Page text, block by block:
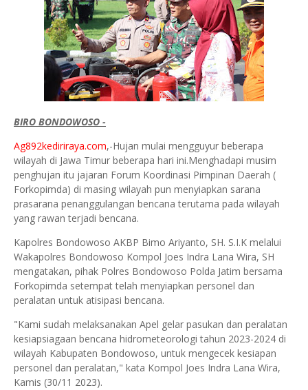
BIRO BONDOWOSO -
Ag892kediriraya.com,-Hujan mulai mengguyur beberapa
wilayah di Jawa Timur beberapa hari ini.Menghadapi musim
penghujan itu jajaran Forum Koordinasi Pimpinan Daerah (
Forkopimda) di masing wilayah pun menyiapkan sarana
prasarana penanggulangan bencana terutama pada wilayah
yang rawan terjadi bencana.
Kapolres Bondowoso AKBP Bimo Ariyanto, SH. S.I.K melalui
Wakapolres Bondowoso Kompol Joes Indra Lana Wira, SH
mengatakan, pihak Polres Bondowoso Polda Jatim bersama
Forkopimda setempat telah menyiapkan personel dan
peralatan untuk atisipasi bencana.
"Kami sudah melaksanakan Apel gelar pasukan dan peralatan
kesiapsiagaan bencana hidrometeorologi tahun 2023-2024 di
wilayah Kabupaten Bondowoso, untuk mengecek kesiapan
personel dan peralatan," kata Kompol Joes Indra Lana Wira,
Kamis (30/11 2023).